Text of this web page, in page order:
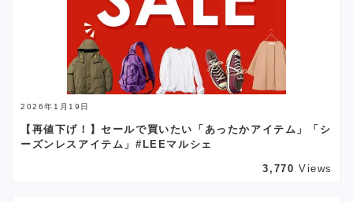
2026年1月19日
【再値下げ！】セールで買いたい「あったかアイテム」「シ
ーズンレスアイテム」#LEEマルシェ
3,770 Views